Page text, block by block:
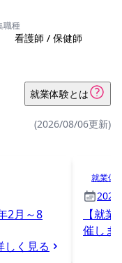
職種
看護師 / 保健師
就業体験とは
(2026/08/06更新)
2月～8
しく見る
就業体
2026
【就
催しま